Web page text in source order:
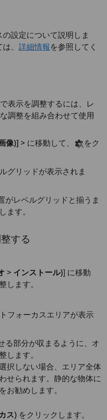
設定について説明しま
、 詳細情報を参照してく
表示を調整するには、レ
調整を組み合わせて使用
像)] > に移動して、
をク
グリッドが表示されま
がレベルグリッドと揃うま
ます。
する
> インストール)] に移動
します。
フォーカスエリアが表示
る部分が収まるように、オ
します。
択しない場合、エリア全体
せられます。静的な物体に
お勧めします。
ス) をクリックします。